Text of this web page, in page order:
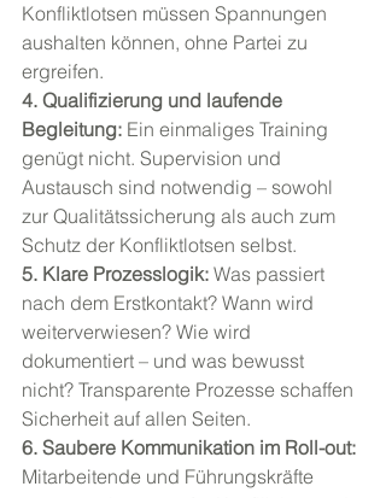
Konfliktlotsen müssen Spannungen
aushalten können, ohne Partei zu
ergreifen.
4. Qualifizierung und laufende
Begleitung: Ein einmaliges Training
genügt nicht. Supervision und
Austausch sind notwendig – sowohl
zur Qualitätssicherung als auch zum
Schutz der Konfliktlotsen selbst.
5. Klare Prozesslogik: Was passiert
nach dem Erstkontakt? Wann wird
weiterverwiesen? Wie wird
dokumentiert – und was bewusst
nicht? Transparente Prozesse schaffen
Sicherheit auf allen Seiten.
6. Saubere Kommunikation im Roll-out:
Mitarbeitende und Führungskräfte